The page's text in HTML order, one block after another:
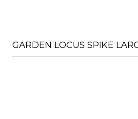
GARDEN LOCUS SPIKE